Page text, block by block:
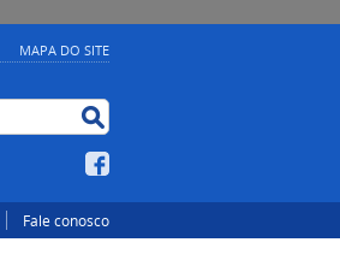
MAPA DO SITE
Fale conosco